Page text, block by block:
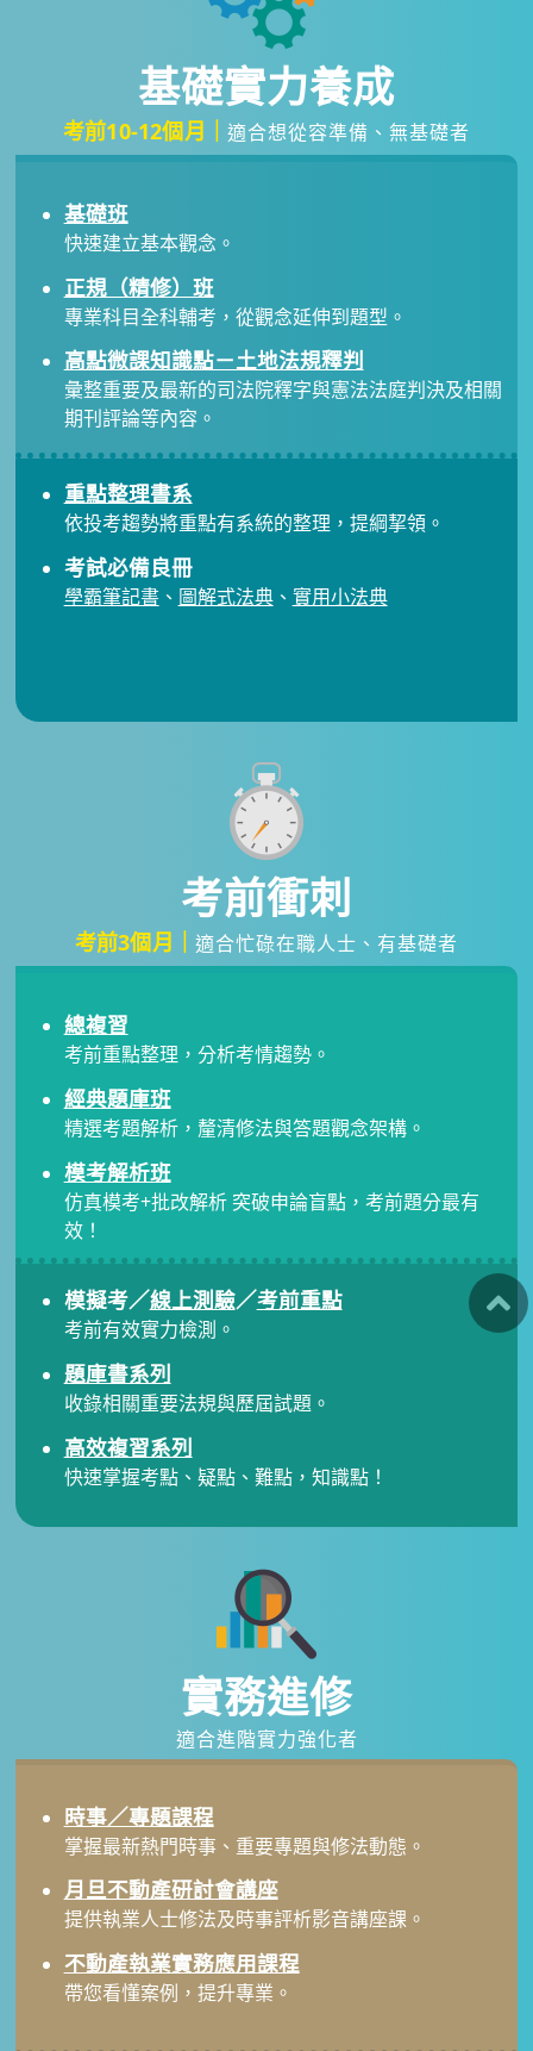
基礎實力養成
考前10-12個月｜ 適合想從容準備、無基礎者
基礎班
快速建立基本觀念。
正規（精修）班
專業科目全科輔考，從觀念延伸到題型。
高點微課知識點－土地法規釋判
彙整重要及最新的司法院釋字與憲法法庭判決及相關
期刊評論等內容。
重點整理書系
依投考趨勢將重點有系統的整理，提綱挈領。
考試必備良冊
學霸筆記書、 圖解式法典、 實用小法典
考前衝刺
考前3個月｜適合忙碌在職人士、有基礎者
總複習
考前重點整理，分析考情趨勢。
經典題庫班
精選考題解析，釐清修法與答題觀念架構。
模考解析班
仿真模考+批改解析 突破申論盲點，考前題分最有
效！
模擬考／線上測驗／考前重點
考前有效實力檢測。
題庫書系列
收錄相關重要法規與歷屆試題。
高效複習系列
快速掌握考點、疑點、難點，知識點！
實務進修
適合進階實力強化者
時事／專題課程
掌握最新熱門時事、重要專題與修法動態。
月旦不動產研討會講座
提供執業人士修法及時事評析影音講座課。
不動產執業實務應用課程
帶您看懂案例，提升專業。